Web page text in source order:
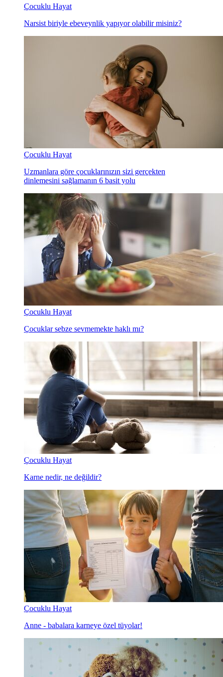
Çocuklu Hayat
Narsist biriyle ebeveynlik yapıyor olabilir misiniz?
Çocuklu Hayat
Uzmanlara göre çocuklarınızın sizi gerçekten
dinlemesini sağlamanın 6 basit yolu
Çocuklu Hayat
Çocuklar sebze sevmemekte haklı mı?
Çocuklu Hayat
Karne nedir, ne değildir?
Çocuklu Hayat
Anne - babalara karneye özel tüyolar!